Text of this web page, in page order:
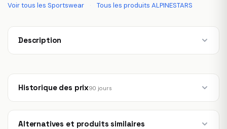
Voir tous les Sportswear · Tous les produits ALPINESTARS
Description
Historique des prix90 jours
Alternatives et produits similaires